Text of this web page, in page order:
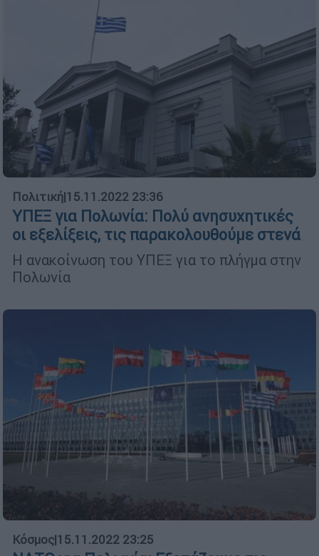
Πολιτική|15.11.2022 23:36
ΥΠΕΞ για Πολωνία: Πολύ ανησυχητικές
οι εξελίξεις, τις παρακολουθούμε στενά
Η ανακοίνωση του ΥΠΕΞ για το πλήγμα στην
Πολωνία
Κόσμος|15.11.2022 23:25